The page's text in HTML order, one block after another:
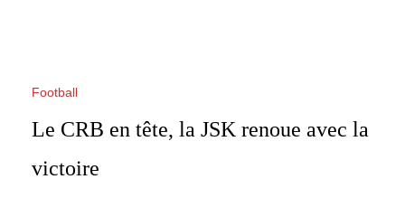
Football
Le CRB en tête, la JSK renoue avec la
victoire